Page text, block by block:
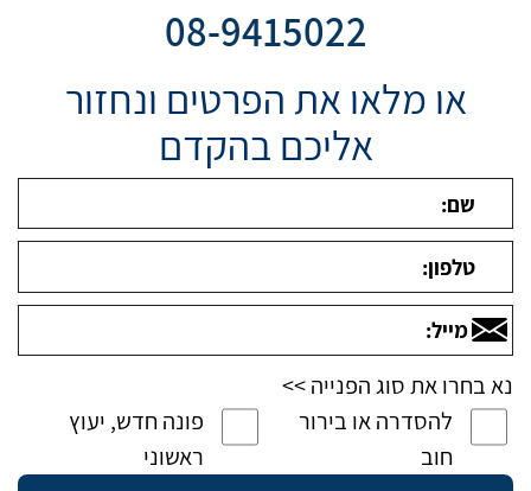
08-9415022
או מלאו את הפרטים ונחזור
אליכם בהקדם
נא בחרו את סוג הפנייה >>
להסדרה או בירור
חוב
פונה חדש, יעוץ
ראשוני